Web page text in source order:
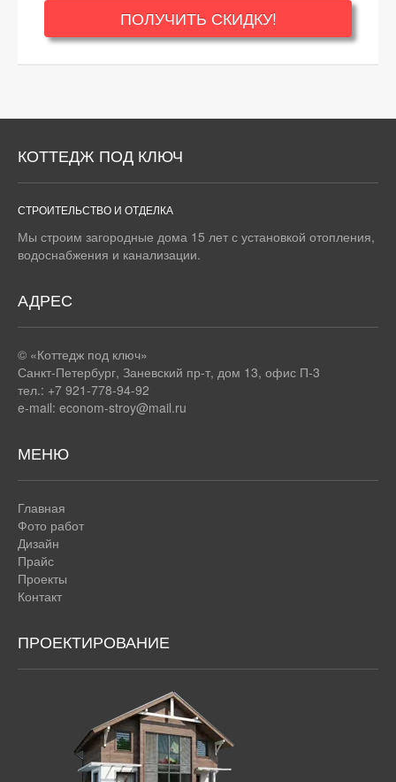
ПОЛУЧИТЬ СКИДКУ!
КОТТЕДЖ ПОД КЛЮЧ
СТРОИТЕЛЬСТВО И ОТДЕЛКА
Мы строим загородные дома 15 лет с установкой отопления,
водоснабжения и канализации.
АДРЕС
© «Коттедж под ключ»
Санкт-Петербург, Заневский пр-т, дом 13, офис П-3
тел.: +7 921-778-94-92
e-mail: econom-stroy@mail.ru
МЕНЮ
Главная
Фото работ
Дизайн
Прайс
Проекты
Контакт
ПРОЕКТИРОВАНИЕ